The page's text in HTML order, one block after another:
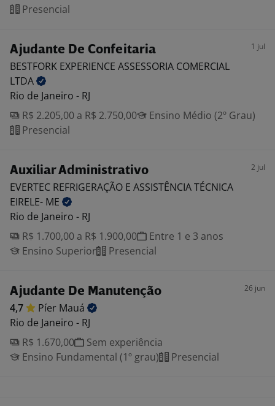
Presencial
Ajudante De Confeitaria 1 jul
BESTFORK EXPERIENCE ASSESSORIA COMERCIAL
LTDA
Rio de Janeiro - RJ
R$ 2.205,00 a R$ 2.750,00
Ensino Médio (2º Grau)
Presencial
Auxiliar Administrativo 2 jul
EVERTEC REFRIGERAÇÃO E ASSISTÊNCIA TÉCNICA
EIRELE- ME
Rio de Janeiro - RJ
R$ 1.700,00 a R$ 1.900,00
Entre 1 e 3 anos
Ensino Superior
Presencial
Ajudante De Manutenção 26 jun
4,7 Píer Mauá
Rio de Janeiro - RJ
R$ 1.670,00
Sem experiência
Ensino Fundamental (1º grau)
Presencial